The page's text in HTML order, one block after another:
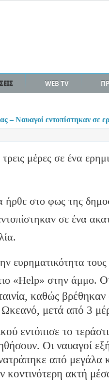
WEB TV
– Ναυαγοί εντοπίστηκαν σε
μέρες σε ένα
στο φως της
σε ένα
ευρηματικότητα
«Help» στην άμμο.
καθώς
μετά από 3
εντόπισε το
Οι ναυαγοί
από μεγάλα
κοντινότερη ακτή